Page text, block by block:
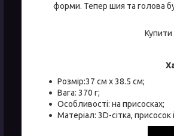
форми. Тепер шия та голова
Розмір:37 см х 38.5 см;
Вага: 370 г;
Особливості: на присосках;
Матеріал: 3D-сітка,